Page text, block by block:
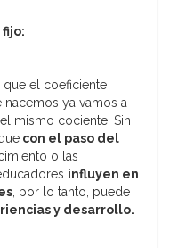
el coeficiente
nacemos ya vamos a
mismo cociente. Sin
con el paso del
o las
influyen en
, por lo tanto, puede
y desarrollo.